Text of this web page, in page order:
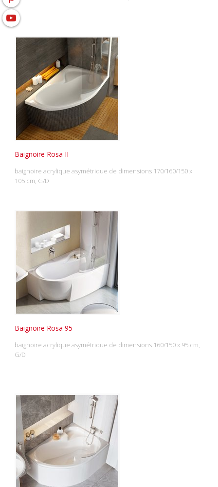
Baignoire Rosa II
baignoire acrylique asymétrique de dimensions 170/160/150 x
105 cm, G/D
Baignoire Rosa 95
baignoire acrylique asymétrique de dimensions 160/150 x 95 cm,
G/D